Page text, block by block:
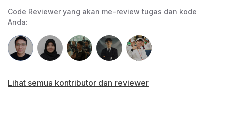
berbasis Python.
Ujian akhir kelas
Submission: Mengimplementasikan algoritma Naive Bayes
dan uji hipotesis dengan studi kasus.
Code Reviewer yang akan me-review tugas dan kode
Anda:
Lihat semua kontributor dan reviewer